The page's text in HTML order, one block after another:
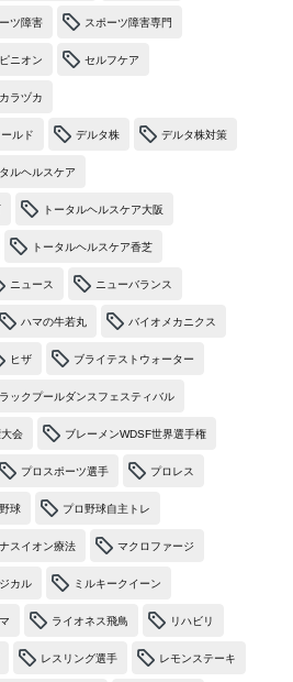
ツ障害 スポーツ障害専門
ニオン セルフケア
ラヅカ
ルド デルタ株 デルタ株対策
ルヘルスケア
トータルヘルスケア大阪
トータルヘルスケア香芝
ニュース ニューバランス
ハマの牛若丸 バイオメカニクス
ヒザ ブライテストウォーター
ックプールダンスフェスティバル
会 ブレーメンWDSF世界選手権
プロスポーツ選手 プロレス
球 プロ野球自主トレ
スイオン療法 マクロファージ
カル ミルキークイーン
ライオネス飛鳥 リハビリ
レスリング選手 レモンステーキ